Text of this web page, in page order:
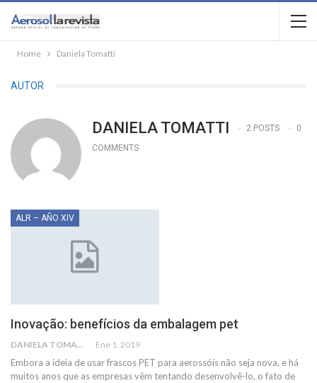
Home Daniela Tomatti
AUTOR
DANIELA TOMATTI 2 POSTS
0
COMMENTS
ALR – AÑO XIV
Inovação: benefícios da embalagem pet
DANIELA TOMATTI Ene 1, 2019
Embora a ideia de usar frascos PET para aerossóis não seja nova, e há
muitos anos que as empresas vêm tentando desenvolvê-lo, o fato de